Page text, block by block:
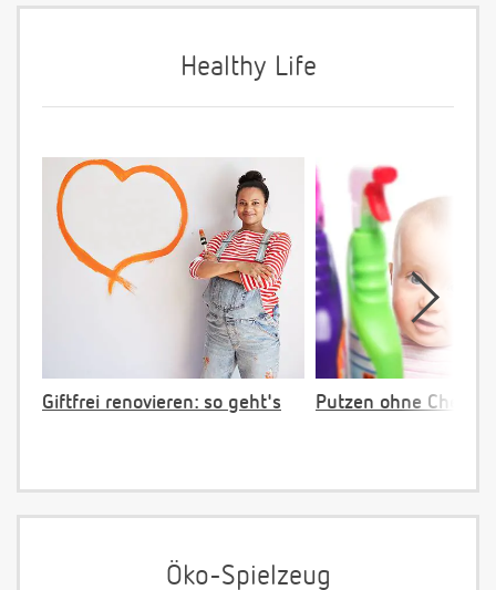
Healthy Life
Giftfrei renovieren: so geht's Putzen ohne Chemie
Öko-Spielzeug